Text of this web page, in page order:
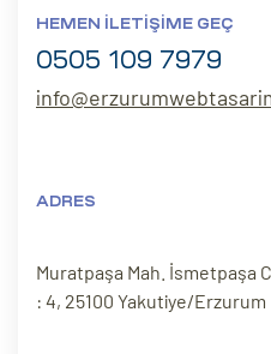
HEMEN İLETIŞIME GEÇ
0505 109 7979
ADRES
Muratpaşa Mah. İsmetpaşa
: 4, 25100 Yakutiye/Erzurum